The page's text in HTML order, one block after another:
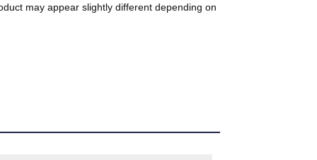
may appear slightly different depending on